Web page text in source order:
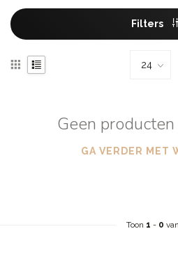
Filters
Geen
GA VERDER MET
Toon 1 - 0